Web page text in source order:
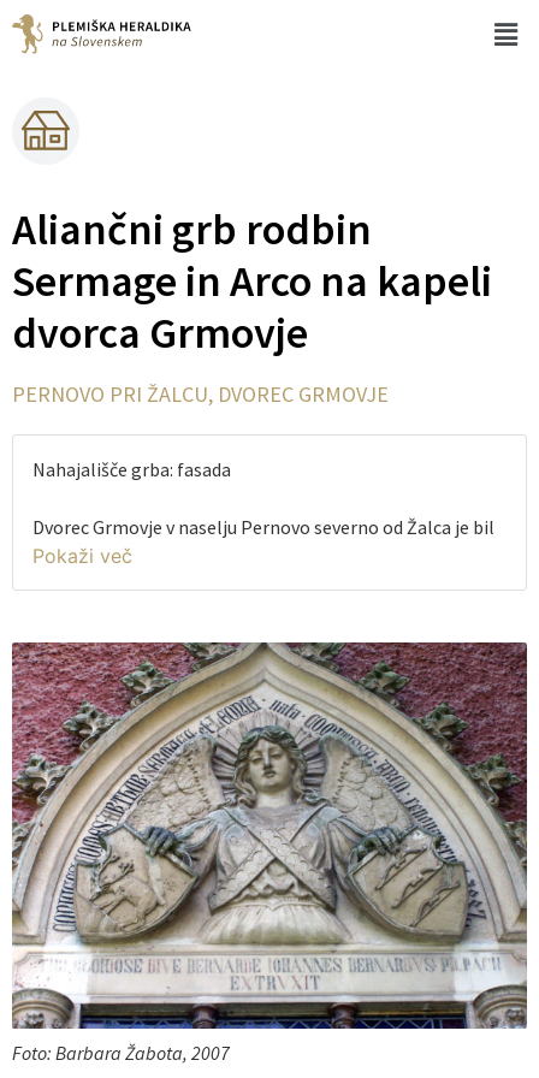
Aliančni grb rodbin
Sermage in Arco na kapeli
dvorca Grmovje
PERNOVO PRI ŽALCU, DVOREC GRMOVJE
Nahajališče grba: fasada
Dvorec Grmovje v naselju Pernovo severno od Žalca je bil
zgrajen v 16. stoletju in sredi 19. stoletja popolnoma
prezidan. Danes je v njem poseben socialnovarstveni
pritegne tudi neogotska kapela ob dvorcu z bogatim in
zanimivim heraldičnim okrasjem. Kapelo je leta 1742
zgradil takratni graščak Janez Bernard Pilpach. Sredi 19.
stoletja jo je menda hotel takratni lastnik Jurij pl. Halm
kot protestant podreti, a mu oblasti tega niso dovolile.
Za njim je leta 1868 Grmovje kupil Henrik grof Arco iz zelo
razvejene plemiške rodbine po izvoru iz Tridenta. Arco je
imel sicer posest v avstrijski Šleziji (Gotschdorf, danes
Hošťálkovy) in pruski Šleziji (Kopciowice). Zakaj je ob
vsem tem kupil še Grmovje na Spodnjem Štajerskem, ni
znano. Vsekakor pa je dejstvo, da je bil grmovški graščak
le dobra tri leta, saj je že maja 1871 umrl. Grmovje je
podedovala njegova najmlajša hči Leonija (1845–1920), ki
se je tri mesece po očetovi smrti na Dunaju poročila z
ladijskim poročnikom Arturjem grofom Sermage-jem
Foto: Barbara Žabota, 2007